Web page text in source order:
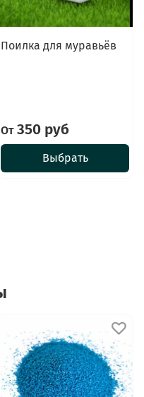
Поилка для муравьёв
От350 руб
Выбрать